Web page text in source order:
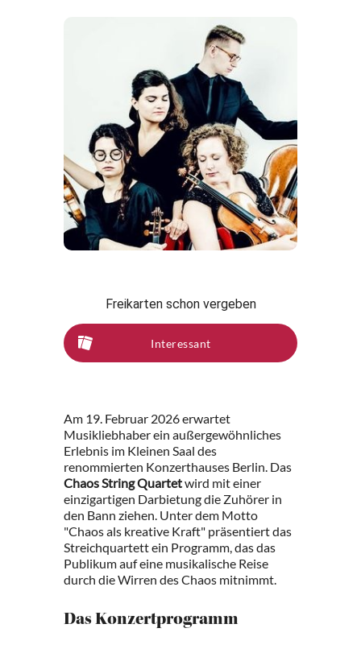
Freikarten schon vergeben
Interessant
Am 19. Februar 2026 erwartet
Musikliebhaber ein außergewöhnliches
Erlebnis im Kleinen Saal des
renommierten Konzerthauses Berlin. Das
Chaos String Quartetwird mit einer
einzigartigen Darbietung die Zuhörer in
den Bann ziehen. Unter dem Motto
"Chaos als kreative Kraft" präsentiert das
Streichquartett ein Programm, das das
Publikum auf eine musikalische Reise
durch die Wirren des Chaos mitnimmt.
Das Konzertprogramm